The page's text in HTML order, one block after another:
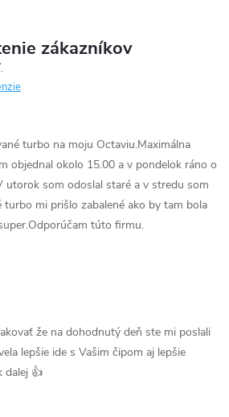
zákazníkov
turbo na moju Octaviu.Maximálna
objednal okolo 15.00 a v pondelok ráno o
utorok som odoslal staré a v stredu som
turbo mi prišlo zabalené ako by tam bola
túto firmu.
že na dohodnutý deň ste mi poslali
lepšie ide s Vašim čipom aj lepšie
dalej 👍